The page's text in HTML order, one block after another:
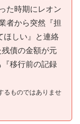
た時期にレオン
者から突然『担
ほしい』と連絡
債の金額が元
移行前の記録
るものではありませ